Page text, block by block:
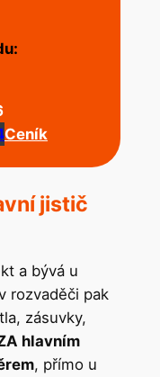
Ceník
jistič
a bývá u
rozvaděči pak
zásuvky,
hlavním
, přímo u